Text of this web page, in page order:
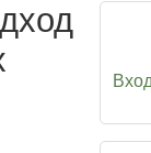
Вход